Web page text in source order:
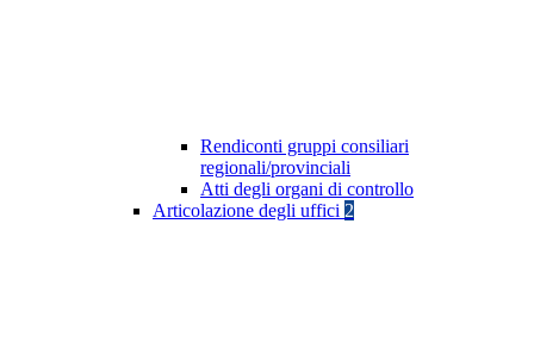
Rendiconti gruppi consiliari
regionali/provinciali
Atti degli organi di controllo
Articolazione degli uffici 2